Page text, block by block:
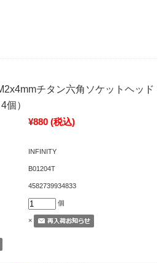
チタン六角ソケットヘッド
個）
¥880 (税込)
INFINITY
B01204T
4582739934833
個
×